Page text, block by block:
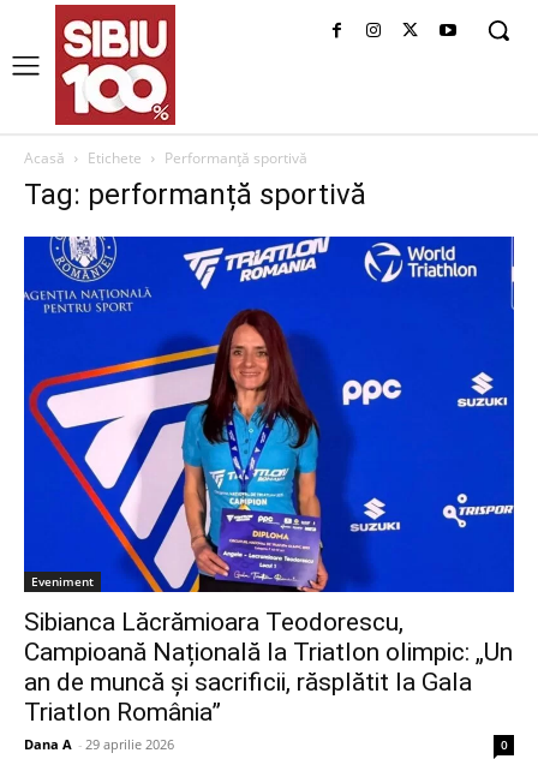
Acasă Etichete Performanță sportivă
Tag: performanță sportivă
Eveniment
Sibianca Lăcrămioara Teodorescu,
Campioană Națională la Triatlon olimpic: „Un
an de muncă și sacrificii, răsplătit la Gala
Triatlon România”
Dana A - 29 aprilie 2026 0